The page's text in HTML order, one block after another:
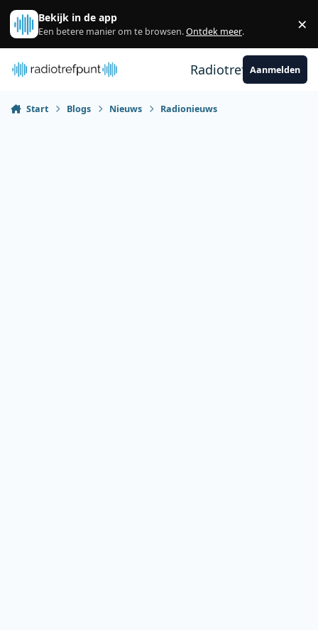
Spring naar bijdragen
Bekijk in de app
Een betere manier om te browsen.Ontdek meer. ×
RadiotrefpuntAanmelden
Start Blogs Nieuws Radionieuws